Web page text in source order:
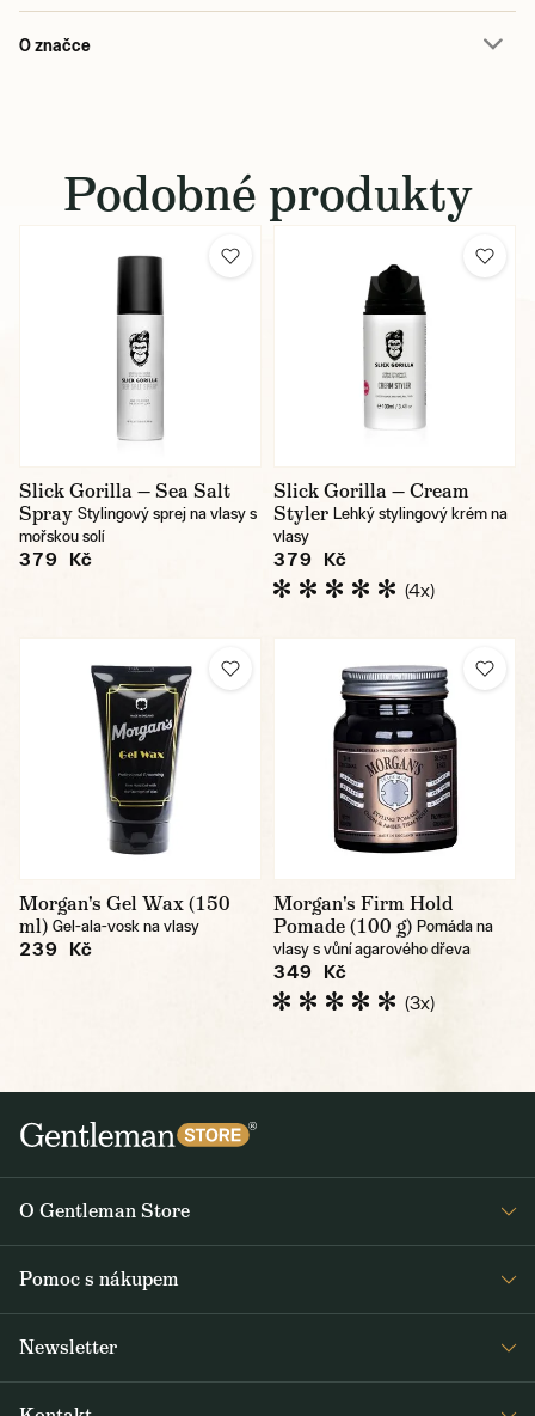
O značce
Podobné produkty
Slick Gorilla — Sea Salt
Spray Stylingový sprej na vlasy s
mořskou solí
379 Kč
Slick Gorilla — Cream
Styler Lehký stylingový krém na
vlasy
379 Kč
(4x)
Morgan's Gel Wax (150
ml) Gel-ala-vosk na vlasy
239 Kč
Morgan's Firm Hold
Pomade (100 g) Pomáda na
vlasy s vůní agarového dřeva
349 Kč
(3x)
O Gentleman Store
Šití na míru
Pomoc s nákupem
Newsletter